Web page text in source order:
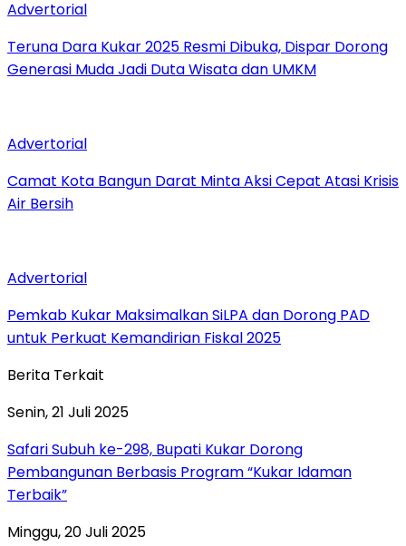
Advertorial
Teruna Dara Kukar 2025 Resmi Dibuka, Dispar Dorong
Generasi Muda Jadi Duta Wisata dan UMKM
Advertorial
Camat Kota Bangun Darat Minta Aksi Cepat Atasi Krisis
Air Bersih
Advertorial
Pemkab Kukar Maksimalkan SiLPA dan Dorong PAD
untuk Perkuat Kemandirian Fiskal 2025
Berita Terkait
Senin, 21 Juli 2025
Safari Subuh ke-298, Bupati Kukar Dorong
Pembangunan Berbasis Program “Kukar Idaman
Terbaik”
Minggu, 20 Juli 2025